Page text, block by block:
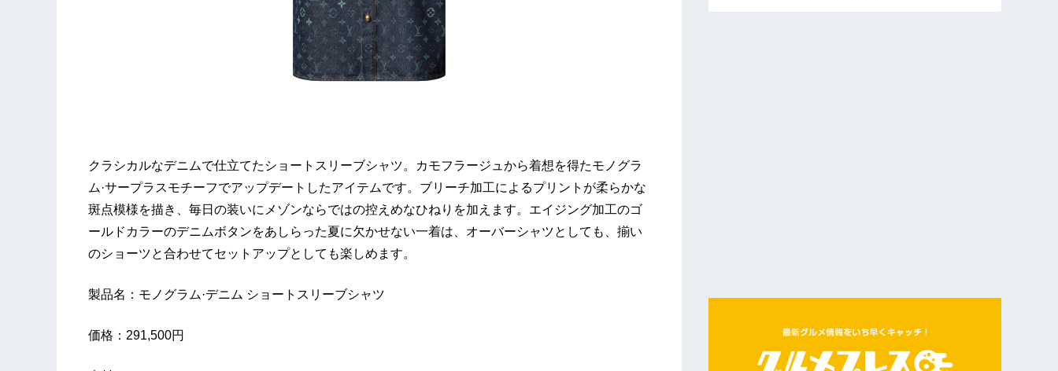
クラシカルなデニムで仕立てたショートスリーブシャツ。カモフラージュから着想を得たモノグラ
ム·サープラスモチーフでアップデートしたアイテムです。ブリーチ加工によるプリントが柔らかな
斑点模様を描き、毎日の装いにメゾンならではの控えめなひねりを加えます。エイジング加工のゴ
ールドカラーのデニムボタンをあしらった夏に欠かせない一着は、オーバーシャツとしても、揃い
のショーツと合わせてセットアップとしても楽しめます。
製品名：モノグラム·デニム ショートスリーブシャツ
価格：291,500円